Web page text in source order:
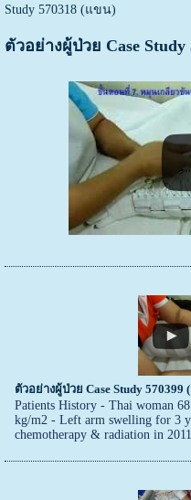
Study 570318 (แขน)
ตัวอย่างผู้ป่วย Case Study
ตัวอย่างผู้ป่วย Case Study 570399
Patients History - Thai woman
kg/m2 - Left arm swelling for 3
chemotherapy & radiation in 2011